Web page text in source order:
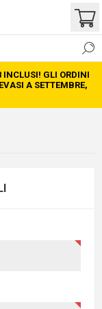
INCLUSI! GLI ORDINI
A SETTEMBRE,